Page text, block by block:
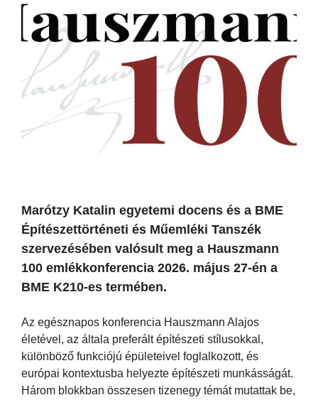
Marótzy Katalin egyetemi docens és a BME
Építészettörténeti és Műemléki Tanszék
szervezésében valósult meg a Hauszmann
100 emlékkonferencia 2026. május 27-én a
BME K210-es termében.
Az egésznapos konferencia Hauszmann Alajos
életével, az általa preferált építészeti stílusokkal,
különböző funkciójú épületeivel foglalkozott, és
európai kontextusba helyezte építészeti munkásságát.
Három blokkban összesen tizenegy témát mutattak be,